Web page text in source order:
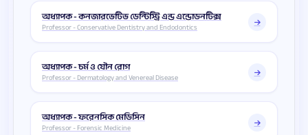
অধ্যাপক - কনজারভেটিভ ডেন্টিস্ট্রি এন্ড এন্ডোডনটিক্স
Professor - Conservative Dentistry and Endodontics
অধ্যাপক - চর্ম ও যৌন রোগ
Professor - Dermatology and Venereal Disease
অধ্যাপক - ফরেনসিক মেডিসিন
Professor - Forensic Medicine